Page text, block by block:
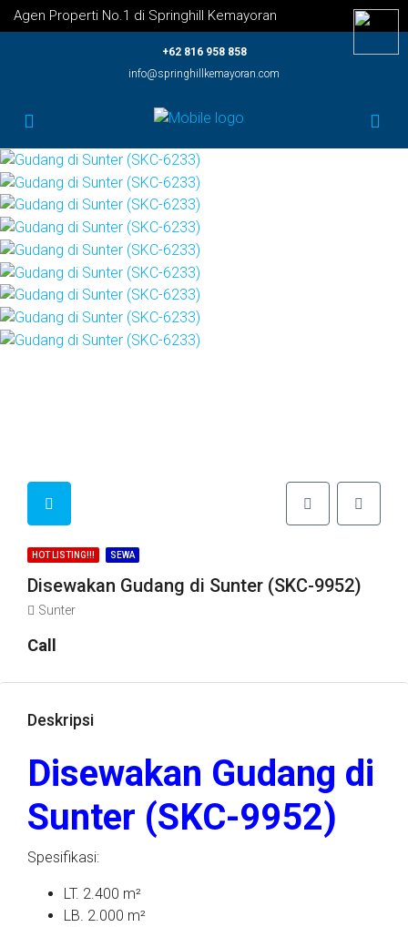
Agen Properti No.1 di Springhill Kemayoran
+62 816 958 858
info@springhillkemayoran.com
HOT LISTING!!! SEWA
Disewakan Gudang di Sunter (SKC-9952)
Sunter
Call
Deskripsi
Disewakan Gudang di
Sunter (SKC-9952)
Spesifikasi:
LT. 2.400 m²
LB. 2.000 m²